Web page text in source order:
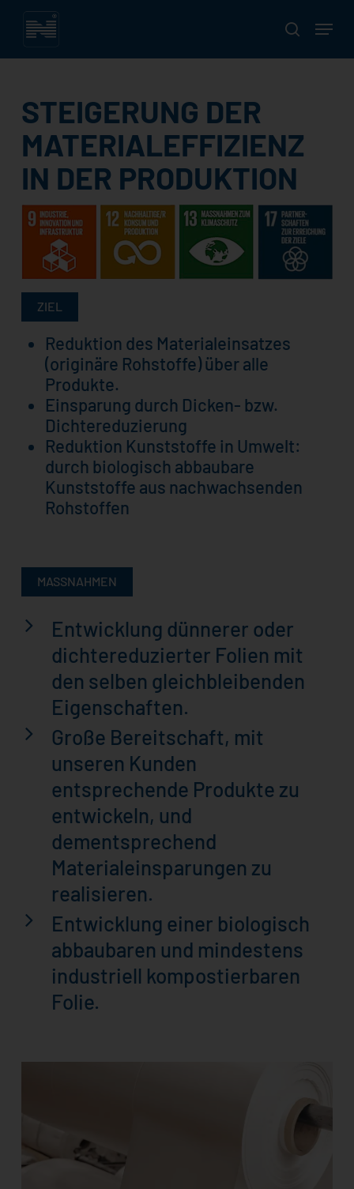
search
Menu
STEIGERUNG DER
MATERIALEFFIZIENZ
IN DER PRODUKTION
ZIEL
Reduktion des Materialeinsatzes
(originäre Rohstoffe) über alle
Produkte.
Einsparung durch Dicken- bzw.
Dichtereduzierung
Reduktion Kunststoffe in Umwelt:
durch biologisch abbaubare
Kunststoffe aus nachwachsenden
Rohstoffen
MASSNAHMEN
Entwicklung dünnerer oder
dichtereduzierter Folien mit
den selben gleichbleibenden
Eigenschaften.
Große Bereitschaft, mit
unseren Kunden
entsprechende Produkte zu
entwickeln, und
dementsprechend
Materialeinsparungen zu
realisieren.
Entwicklung einer biologisch
abbaubaren und mindestens
industriell kompostierbaren
Folie.